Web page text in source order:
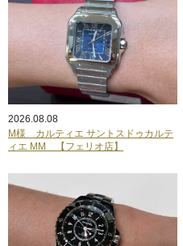
2026.08.08
M様 カルティエ サントスドゥカルテ
ィエ MM 【フェリオ店】